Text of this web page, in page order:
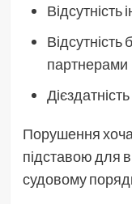
Відсутність
партнерами
Порушення хоча
підставою для
судовому